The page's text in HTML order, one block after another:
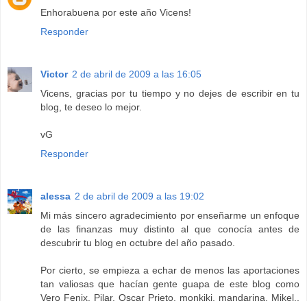
Enhorabuena por este año Vicens!
Responder
Victor 2 de abril de 2009 a las 16:05
Vicens, gracias por tu tiempo y no dejes de escribir en tu
blog, te deseo lo mejor.
vG
Responder
alessa 2 de abril de 2009 a las 19:02
Mi más sincero agradecimiento por enseñarme un enfoque
de las finanzas muy distinto al que conocía antes de
descubrir tu blog en octubre del año pasado.
Por cierto, se empieza a echar de menos las aportaciones
tan valiosas que hacían gente guapa de este blog como
Vero Fenix, Pilar, Oscar Prieto, monkiki, mandarina, Mikel..